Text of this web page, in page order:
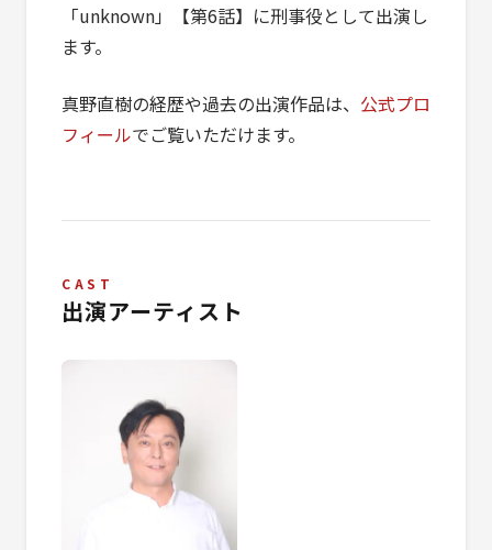
「unknown」【第6話】に刑事役として出演し
ます。
真野直樹の経歴や過去の出演作品は、 公式プロ
フィールでご覧いただけます。
CAST
出演アーティスト